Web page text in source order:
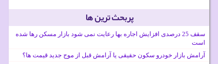
پربحث ترین ها
سقف 25 درصدی افزایش اجاره بها رعایت نمی شود بازار مسکن رها شده
است
آرامش بازار خودرو سکون حقیقی یا آرامش قبل از موج جدید قیمت ها؟